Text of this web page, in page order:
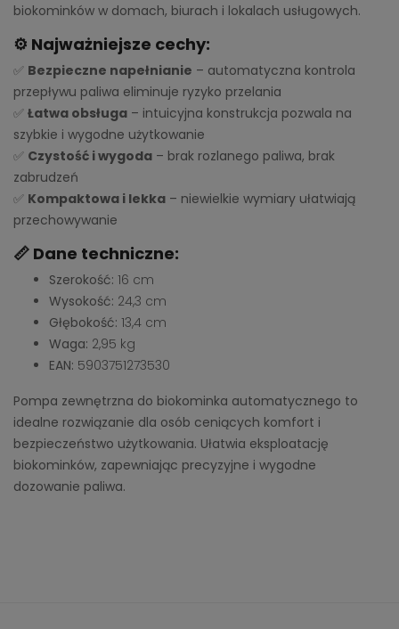
biokominków w domach, biurach i lokalach usługowych.
⚙️ Najważniejsze cechy:
✅ Bezpieczne napełnianie – automatyczna kontrola
przepływu paliwa eliminuje ryzyko przelania
✅ Łatwa obsługa – intuicyjna konstrukcja pozwala na
szybkie i wygodne użytkowanie
✅ Czystość i wygoda – brak rozlanego paliwa, brak
zabrudzeń
✅ Kompaktowa i lekka – niewielkie wymiary ułatwiają
przechowywanie
📏 Dane techniczne:
Szerokość: 16 cm
Wysokość: 24,3 cm
Głębokość: 13,4 cm
Waga: 2,95 kg
EAN: 5903751273530
Pompa zewnętrzna do biokominka automatycznego to
idealne rozwiązanie dla osób ceniących komfort i
bezpieczeństwo użytkowania. Ułatwia eksploatację
biokominków, zapewniając precyzyjne i wygodne
dozowanie paliwa.